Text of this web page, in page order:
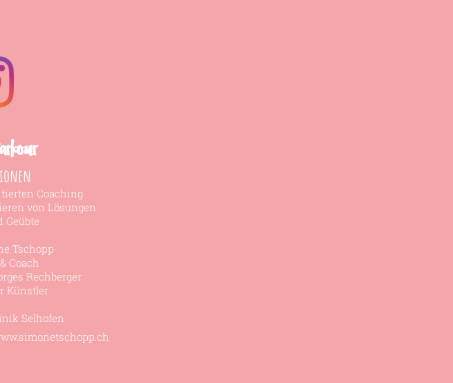
Coaching
von Lösungen
Geübte
Tschopp
Coach
Rechberger
Künstler
Selhofen